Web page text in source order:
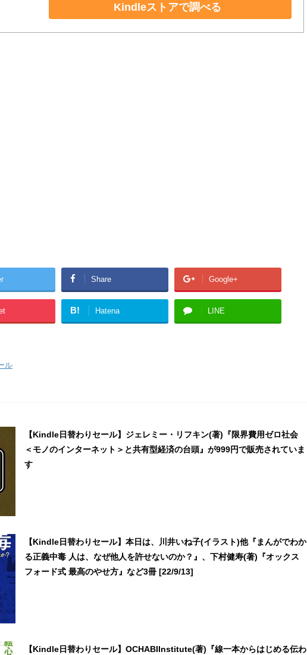
Kindleストアで調べる
Share Google+
B! Hatena LINE
ル
【Kindle日替わりセール】ジェレミー・リフキン(著)『限界費用ゼロ社会
＜モノのインターネット＞と共有型経済の台頭』が999円で販売されていま
す
【Kindle日替わりセール】本日は、川井いね子(イラスト)他『まんがでわか
る正義中毒 人は、なぜ他人を許せないのか？』、下村健寿(著)『オックス
フォード式 最高のやせ方』など3冊 [22/9/13]
【Kindle日替わりセール】OCHABIInstitute(著)『線一本からはじめる伝わ